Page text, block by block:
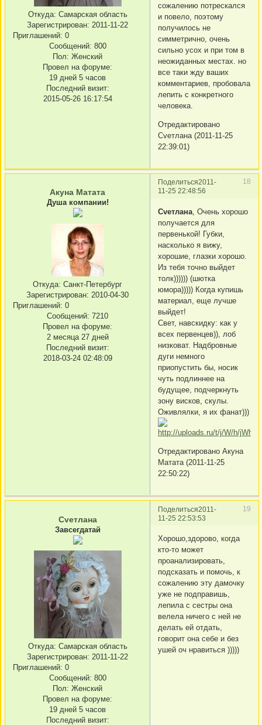
Откуда: Самарская область
Зарегистрирован: 2011-11-22
Приглашений: 0
Сообщений: 800
Пол: Женский
Провел на форуме:
19 дней 5 часов
Последний визит:
2015-05-26 16:17:54
сожалению потрескался
и повело, поэтому
получилось не
симметрично, очень
сильно усох и при том в
неожиданных местах. но
все таки жду ваших
комментариев, пробовала
лепить с конкретного
человека.
Отредактировано
Сvетлана (2011-11-25
22:39:01)
Поделиться 18
2011-
11-25 22:48:56
Акуна Матата
Душа компании!
Откуда: Санкт-Петербург
Зарегистрирован: 2010-04-30
Приглашений: 0
Сообщений: 7210
Провел на форуме:
2 месяца 27 дней
Последний визит:
2018-03-24 02:48:09
Сvетлана , Очень хорошо
получается для
первенькой! Губки,
насколько я вижу,
хорошие, глазки хорошо.
Из тебя точно выйдет
толк)))))) (шютка
юмора))))) Когда купишь
материал, еще лучше
выйдет!
Свет, навскидку: как у
всех первенцев)), лоб
низковат. Надбровные
дуги немного
приопустить бы, носик
чуть подлиннее на
будущее, подчеркнуть
зону висков, скулы.
Оживлялки, я их фанат)))
Отредактировано Акуна
Матата (2011-11-25
22:50:22)
Поделиться 19
2011-
11-25 22:53:53
Сvетлана
Завсегдатай
Откуда: Самарская область
Зарегистрирован: 2011-11-22
Приглашений: 0
Сообщений: 800
Пол: Женский
Провел на форуме:
19 дней 5 часов
Последний визит:
Хорошо,здорово, когда
кто-то может
проанализировать,
подсказать и помочь, к
сожалению эту дамочку
уже не подправишь,
лепила с сестры она
велела ничего с ней не
делать ей отдать,
говорит она себе и без
ушей оч нравиться )))))